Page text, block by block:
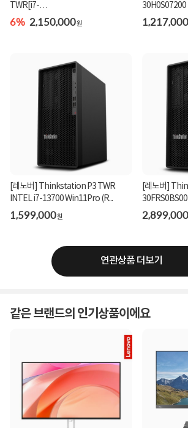
TWR[i7-
14700/16GB/512GB/Win1...
6% 2,150,000원 1,217,000
[레노버] Thinkstation P3 TWR
INTEL i7-13700 Win11Pro (R...
1,599,000원
[레노버]
2,899,000
연관상품 더보기
같은 브랜드의 인기상품이에요